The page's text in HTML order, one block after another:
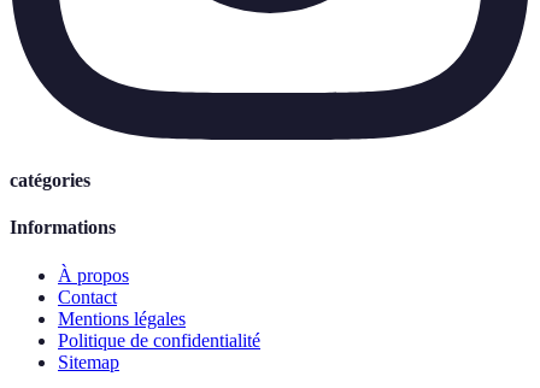
catégories
Informations
À propos
Contact
Mentions légales
Politique de confidentialité
Sitemap